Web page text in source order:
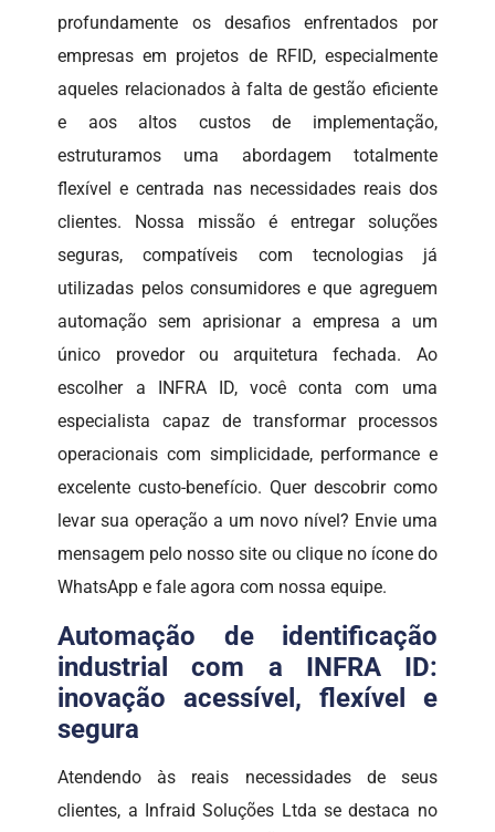
profundamente os desafios enfrentados por
empresas em projetos de RFID, especialmente
aqueles relacionados à falta de gestão eficiente
e aos altos custos de implementação,
estruturamos uma abordagem totalmente
flexível e centrada nas necessidades reais dos
clientes. Nossa missão é entregar soluções
seguras, compatíveis com tecnologias já
utilizadas pelos consumidores e que agreguem
automação sem aprisionar a empresa a um
único provedor ou arquitetura fechada. Ao
escolher a INFRA ID, você conta com uma
especialista capaz de transformar processos
operacionais com simplicidade, performance e
excelente custo-benefício. Quer descobrir como
levar sua operação a um novo nível? Envie uma
mensagem pelo nosso site ou clique no ícone do
WhatsApp e fale agora com nossa equipe.
Automação de identificação
industrial com a INFRA ID:
inovação acessível, flexível e
segura
Atendendo às reais necessidades de seus
clientes, a Infraid Soluções Ltda se destaca no